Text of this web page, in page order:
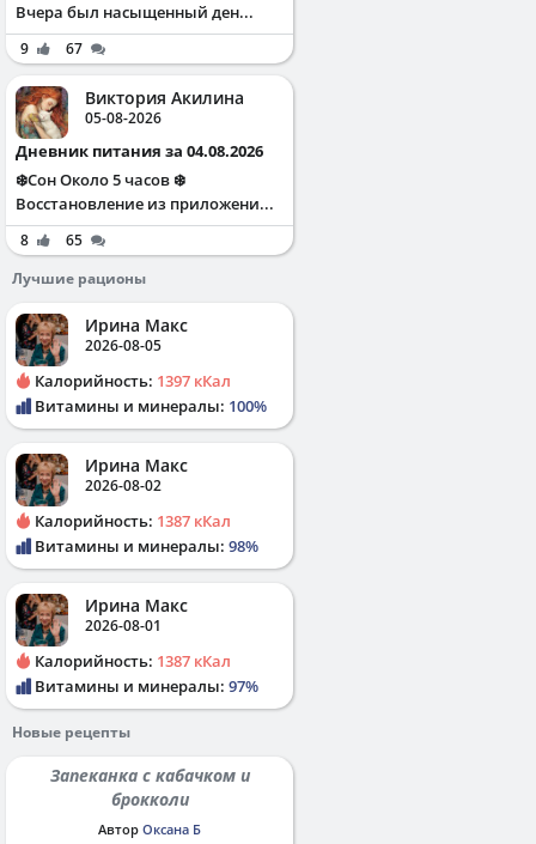
Вчера был насыщенный ден...
9 67
Виктория Акилина
05-08-2026
Дневник питания за 04.08.2026
❄️Сон Около 5 часов ❄️
Восстановление из приложени...
8
65
Лучшие рационы
Ирина Макс
2026-08-05
Калорийность: 1397 кКал
Витамины и минералы: 100%
Ирина Макс
2026-08-02
Калорийность: 1387 кКал
Витамины и минералы: 98%
Ирина Макс
2026-08-01
Калорийность: 1387 кКал
Витамины и минералы: 97%
Новые рецепты
Запеканка с кабачком и
брокколи
Автор Оксана Б